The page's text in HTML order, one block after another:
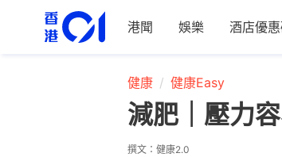
港聞 娛樂 酒店優
健康 健康Easy
減肥｜壓力
撰文： 健康2.0